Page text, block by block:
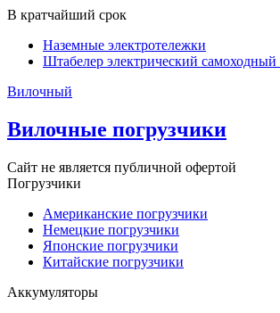
В кратчайший срок
Наземные электротележки
Штабелер электрический самоходный
Вилочный
Вилочные погрузчики
Сайт не является публичной офертой
Погрузчики
Американские погрузчики
Немецкие погрузчики
Японские погрузчики
Китайские погрузчики
Аккумуляторы